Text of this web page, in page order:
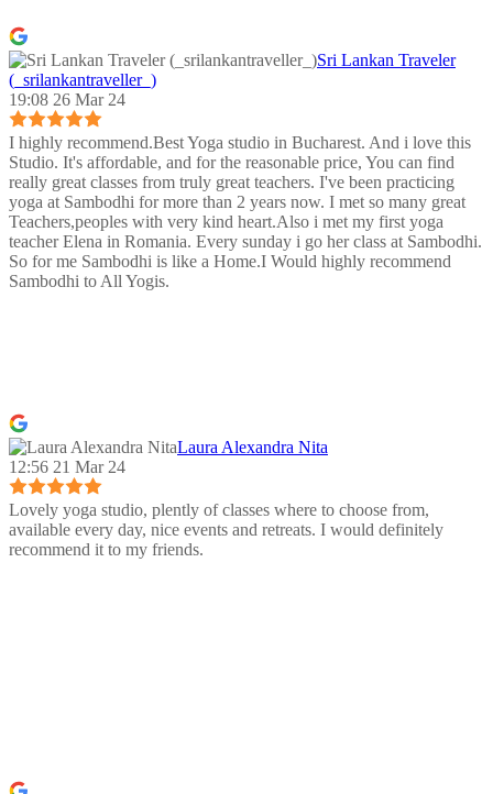
Sri Lankan Traveler
(_srilankantraveller_)
19:08 26 Mar 24
I highly recommend.Best Yoga studio in Bucharest. And i love this
Studio. It's affordable, and for the reasonable price, You can find
really great classes from truly great teachers. I've been practicing
yoga at Sambodhi for more than 2 years now. I met so many great
Teachers,peoples with very kind heart.Also i met my first yoga
teacher Elena in Romania. Every sunday i go her class at Sambodhi.
So for me Sambodhi is like a Home.I Would highly recommend
Sambodhi to All Yogis.
Laura Alexandra Nita
12:56 21 Mar 24
Lovely yoga studio, plently of classes where to choose from,
available every day, nice events and retreats. I would definitely
recommend it to my friends.